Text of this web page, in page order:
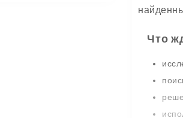
Что